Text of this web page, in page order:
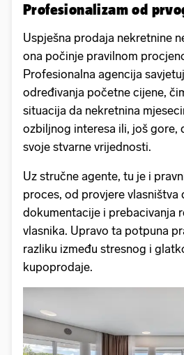
Profesionalizam od
Uspješna prodaja nekretnine
ona počinje pravilnom
Profesionalna agencija
određivanja početne cijene,
situacija da nekretnina
ozbiljnog interesa ili, još gore,
svoje stvarne vrijednosti.
Uz stručne agente, tu je i
proces, od provjere vlasništva
dokumentacije i prebacivanja
vlasnika. Upravo ta potpuna
razliku između stresnog i
kupoprodaje.